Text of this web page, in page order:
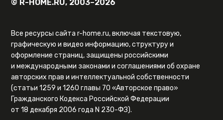
© R-HOME.RU, 2003–2026
Все ресурсы сайта r-home.ru, включая текстовую,
графическую и видео информацию, структуру и
оформление страниц, защищены российскими
и международными законами и соглашениями об охране
авторских прав и интеллектуальной собственности
(статьи 1259 и 1260 главы 70 «Авторское право»
Гражданского Кодекса Российской Федерации
от 18 декабря 2006 года N 230-ФЗ).